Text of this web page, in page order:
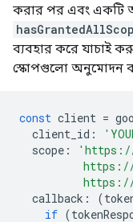
করার পর এবং একটি
ব্যবহার করে যাচাই
স্কোপগুলো অনুমোদন
const client =
client_id :
scope :
'https://
callback : (
if (